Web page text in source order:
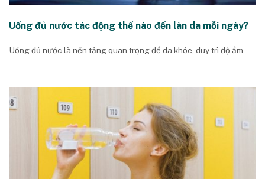
Uống đủ nước tác động thế nào đến làn da mỗi ngày?
Uống đủ nước là nền tảng quan trọng để da khỏe, duy trì độ ẩm...